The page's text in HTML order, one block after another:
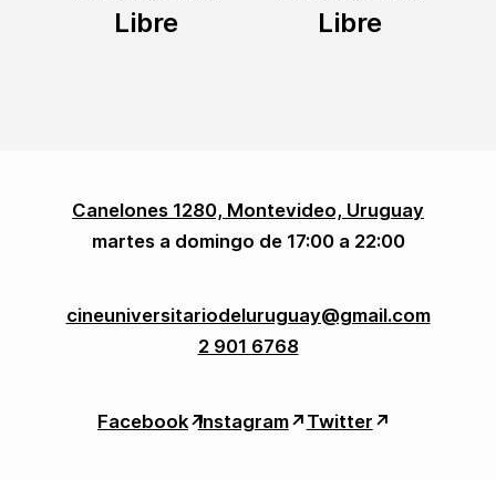
Libre Libre
Canelones 1280, Montevideo, Uruguay
martes a domingo de 17:00 a 22:00
cineuniversitariodeluruguay@gmail.com
2 901 6768
Facebook↗︎Instagram↗︎ Twitter ↗︎